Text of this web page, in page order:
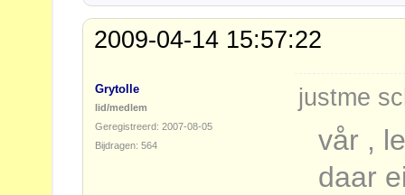
2009-04-14 15:57:22
Grytolle
lid/medlem
Geregistreerd: 2007-08-05
Bijdragen: 564
justme
vår ,
daar